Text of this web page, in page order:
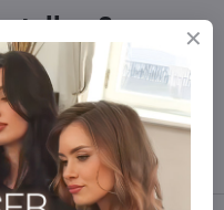
?
füllen die Ware für Sie